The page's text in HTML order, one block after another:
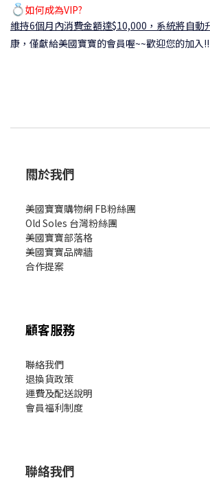
💍如何成為VIP?
維持6個月內消費金額達$10,000，系統將自動
康，僅獻給美國寶寶的會員喔~~歡迎您的加入
關於我們
美國寶寶購物網 FB粉絲團
Old Soles 台灣粉絲團
美國寶寶部落格
美國寶寶品牌牆
合作提案
顧客服務
聯絡我們
退換貨政策
運費及配送說明
會員福利制度
聯絡我們